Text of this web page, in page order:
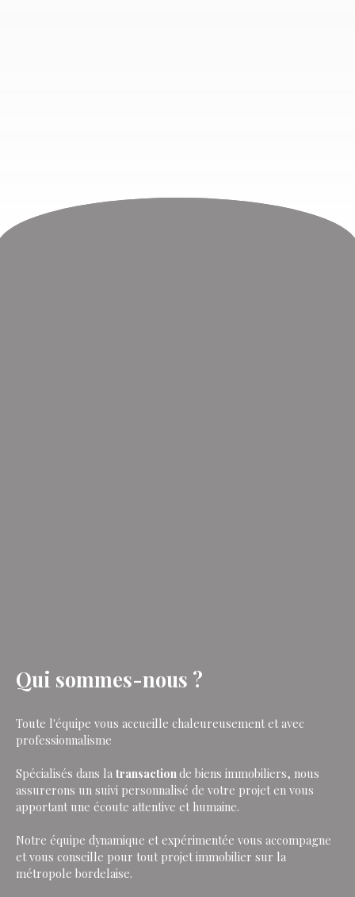
Qui sommes-nous ?
Toute l'équipe vous accueille chaleureusement et avec
professionnalisme
Spécialisés dans la transaction de biens immobiliers, nous
assurerons un suivi personnalisé de votre projet en vous
apportant une écoute attentive et humaine.
Notre équipe dynamique et expérimentée vous accompagne
et vous conseille pour tout projet immobilier sur la
métropole bordelaise.